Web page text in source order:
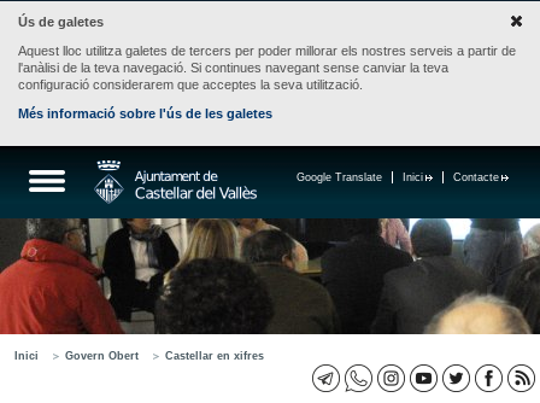
Ús de galetes
Aquest lloc utilitza galetes de tercers per poder millorar els nostres serveis a partir de
l'anàlisi de la teva navegació. Si continues navegant sense canviar la teva
configuració considerarem que acceptes la seva utilització.
Més informació sobre l'ús de les galetes
Contacte
Inici
Google Translate
Inici Govern Obert Castellar en xifres